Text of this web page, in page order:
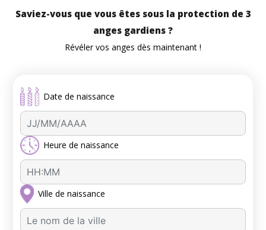
Saviez-vous que vous êtes sous la protection de 3
anges gardiens ?
Révéler vos anges dès maintenant !
Date de naissance
Heure de naissance
Ville de naissance
A